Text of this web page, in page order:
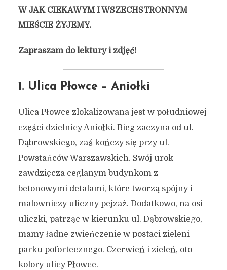
W JAK CIEKAWYM I WSZECHSTRONNYM
MIEŚCIE ŻYJEMY.
Zapraszam do lektury i zdjęć!
1. Ulica Płowce – Aniołki
Ulica Płowce zlokalizowana jest w południowej
części dzielnicy Aniołki. Bieg zaczyna od ul.
Dąbrowskiego, zaś kończy się przy ul.
Powstańców Warszawskich. Swój urok
zawdzięcza ceglanym budynkom z
betonowymi detalami, które tworzą spójny i
malowniczy uliczny pejzaż. Dodatkowo, na osi
uliczki, patrząc w kierunku ul. Dąbrowskiego,
mamy ładne zwieńczenie w postaci zieleni
parku pofortecznego. Czerwień i zieleń, oto
kolory ulicy Płowce.